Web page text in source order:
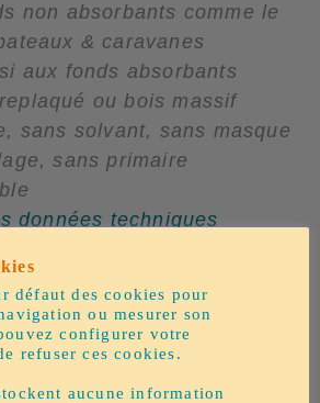
non absorbants comme le
& caravanes
aux fonds absorbants
ou bois massif
sans solvant, sans masque
sans primaire
données techniques
défaut des cookies pour
ou mesurer son
configurer votre
refuser ces cookies.
aucune information